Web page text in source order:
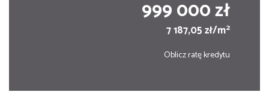
999 000 zł
7 187,05 zł/m2
Oblicz ratę kredytu